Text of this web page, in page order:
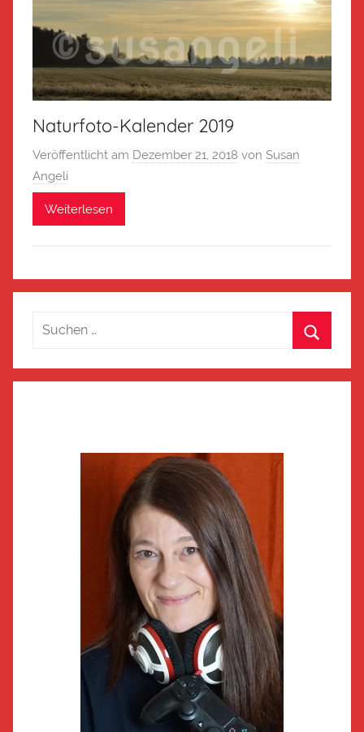
Naturfoto-Kalender 2019
Veröffentlicht am Dezember 21, 2018 von Susan
Angeli
Weiterlesen